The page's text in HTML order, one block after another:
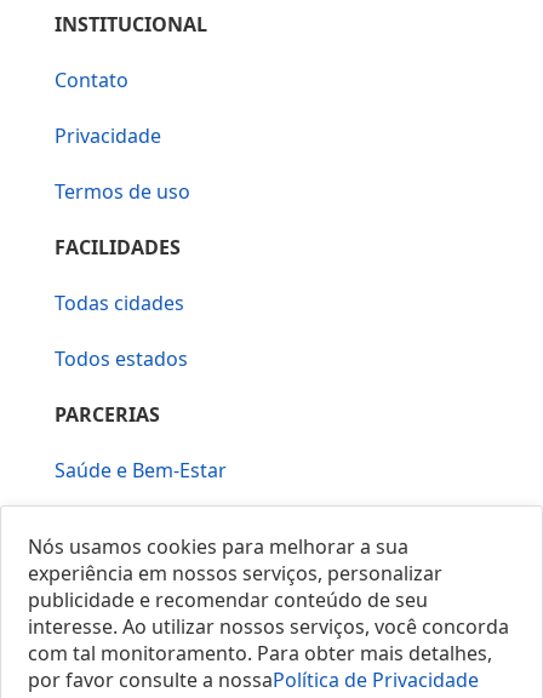
INSTITUCIONAL
Contato
Privacidade
Termos de uso
FACILIDADES
Todas cidades
Todos estados
PARCERIAS
Saúde e Bem-Estar
Nós usamos cookies para melhorar a sua
experiência em nossos serviços, personalizar
publicidade e recomendar conteúdo de seu
interesse. Ao utilizar nossos serviços, você concorda
com tal monitoramento. Para obter mais detalhes,
por favor consulte a nossaPolítica de Privacidade